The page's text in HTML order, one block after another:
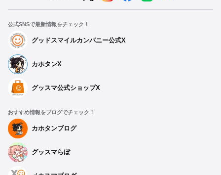
公式SNSで最新情報をチェック！
グッドスマイルカンパニー公式X
カホタンX
グッスマ公式ショップX
おすすめ情報をブログでチェック！
カホタンブログ
グッスマらぼ